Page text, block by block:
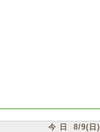
今 日 8/9(日)